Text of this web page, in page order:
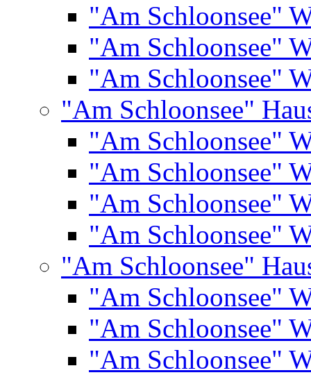
"Am Schloonsee"
"Am Schloonsee"
"Am Schloonsee"
"Am Schloonsee"
"Am Schloonsee"
"Am Schloonsee"
"Am Schloonsee"
"Am Schloonsee"
"Am Schloonsee"
"Am Schloonsee"
"Am Schloonsee"
"Am Schloonsee"